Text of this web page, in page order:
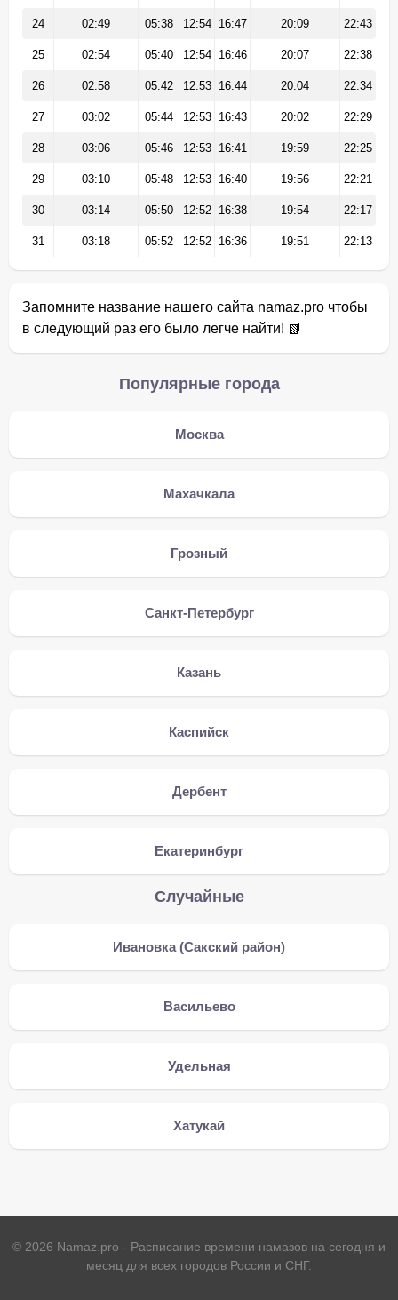
24 02:49 05:38 12:54 16:47 20:09 22:43
25 02:54 05:40 12:54 16:46 20:07 22:38
26 02:58 05:42 12:53 16:44 20:04 22:34
27 03:02 05:44 12:53 16:43 20:02 22:29
28 03:06 05:46 12:53 16:41 19:59 22:25
29 03:10 05:48 12:53 16:40 19:56 22:21
30 03:14 05:50 12:52 16:38 19:54 22:17
31 03:18 05:52 12:52 16:36 19:51 22:13
Запомните название нашего сайта namaz.pro чтобы
в следующий раз его было легче найти! 📗
Популярные города
Москва
Махачкала
Грозный
Санкт-Петербург
Казань
Каспийск
Дербент
Екатеринбург
Случайные
Ивановка (Сакский район)
Васильево
Удельная
Хатукай
© 2026 Namaz.pro - Расписание времени намазов на сегодня и
месяц для всех городов России и СНГ.